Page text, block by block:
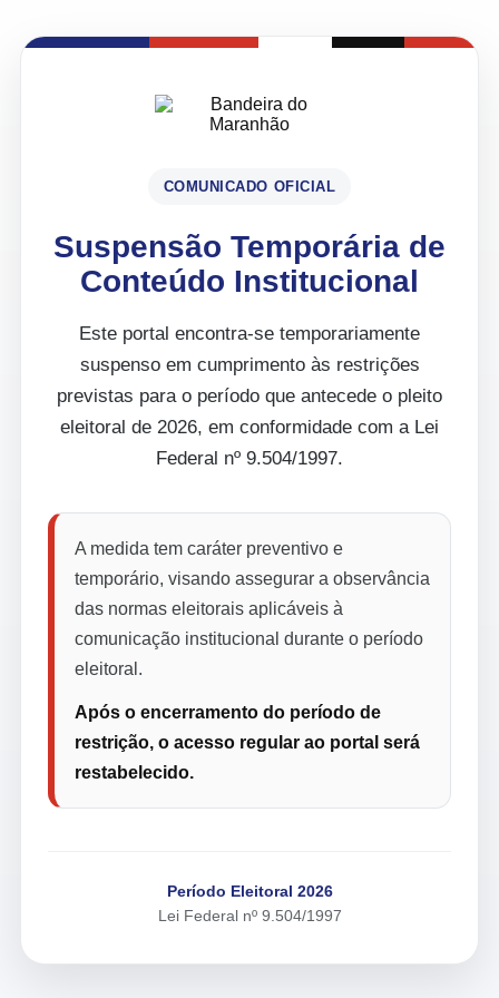
COMUNICADO OFICIAL
Suspensão Temporária de
Conteúdo Institucional
Este portal encontra-se temporariamente
suspenso em cumprimento às restrições
previstas para o período que antecede o pleito
eleitoral de 2026, em conformidade com a Lei
Federal nº 9.504/1997.
A medida tem caráter preventivo e
temporário, visando assegurar a observância
das normas eleitorais aplicáveis à
comunicação institucional durante o período
eleitoral.
Após o encerramento do período de
restrição, o acesso regular ao portal será
restabelecido.
Período Eleitoral 2026
Lei Federal nº 9.504/1997